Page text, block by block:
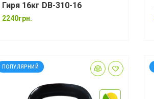
Гиря 16кг DB-310-16
2240грн.
ПОПУЛЯРНИЙ